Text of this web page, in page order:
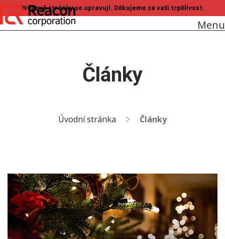
Webové stránky se upravují. Děkujeme za vaši trpělivost.
Menu
Články
Úvodní stránka Články